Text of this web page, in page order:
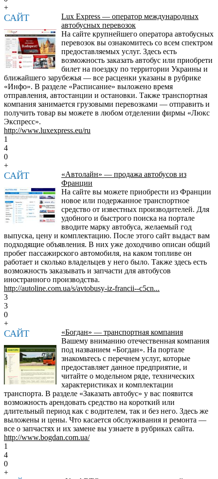
+
САЙТ
Lux Express — оператор международных
автобусных перевозок
На сайте крупнейшего оператора автобусных
перевозок вы ознакомитесь со всем спектром
предоставляемых услуг. Здесь есть
возможность заказать автобус или приобрети
билет на поездку по территории Украины и
ближайшего зарубежья — все расценки указаны в рубрике
«Инфо». В разделе «Расписание» выложено время
отправления, автостанции и остановки. Также транспортная
компания занимается грузовыми перевозками — отправить и
получить товар вы можете в любом отделении фирмы «Люкс
Экспресс».
http://www.luxexpress.eu/ru
1
4
0
+
САЙТ
«Автолайн» — продажа автобусов из
Франции
На сайте вы можете приобрести из Франции
новое или подержанное транспортное
средство от известных производителей. Для
удобного и быстрого поиска на портале
вводите марку автобуса, желаемый год
выпуска, цену и комплектацию. После этого сайт выдаст вам
подходящие объявления. В них уже доходчиво описан общий
пробег пассажирского автомобиля, на каком топливе он
работает и сколько владельцев у него было. Также здесь есть
возможность заказывать и запчасти для автобусов
иностранного производства.
http://autoline.com.ua/s/avtobusy-iz-francii--c5cn...
3
3
0
+
САЙТ
«Богдан» — транспортная компания
Вашему вниманию отечественная компания
под названием «Богдан». На портале
знакомьтесь с перечнем услуг, которые
предоставляет данное предприятие, и
читайте о модельном ряде, технических
характеристиках и комплектации
транспорта. В разделе «Заказать автобус» у вас появится
возможность арендовать средство на короткий или
длительный период как с водителем, так и без него. Здесь же
выложены и цены. Что касается обслуживания и ремонта —
все о запчастях и их замене вы узнаете в рубриках сайта.
http://www.bogdan.com.ua/
1
4
0
+